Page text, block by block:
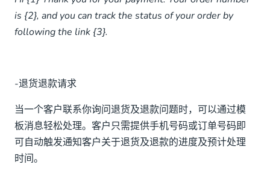
is {2}, and you can track the status of your order by
following the link {3}.
-退货退款请求
当一个客户联系你询问退货及退款问题时，可以通过模
板消息轻松处理。客户只需提供手机号码或订单号码即
可自动触发通知客户关于退货及退款的进度及预计处理
时间。